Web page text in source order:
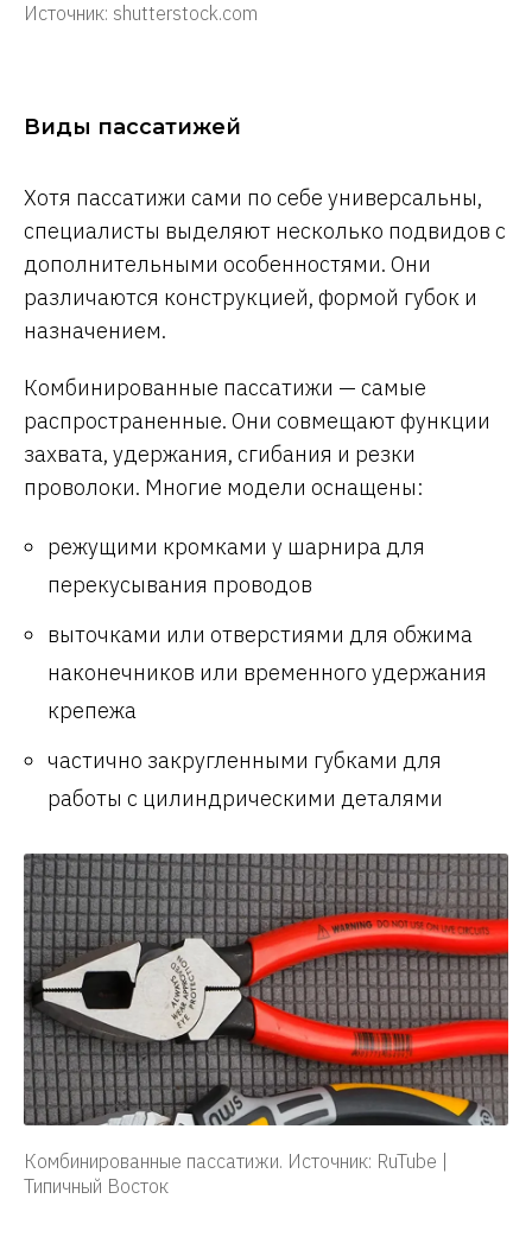
Источник: shutterstock.com
Виды пассатижей
Хотя пассатижи сами по себе универсальны,
специалисты выделяют несколько подвидов с
дополнительными особенностями. Они
различаются конструкцией, формой губок и
назначением.
Комбинированные пассатижи — самые
распространенные. Они совмещают функции
захвата, удержания, сгибания и резки
проволоки. Многие модели оснащены:
режущими кромками у шарнира для
перекусывания проводов
выточками или отверстиями для обжима
наконечников или временного удержания
крепежа
частично закругленными губками для
работы с цилиндрическими деталями
Комбинированные пассатижи. Источник: RuTube |
Типичный Восток